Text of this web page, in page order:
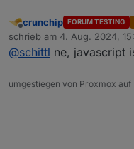
Offline
crunchip FORUM TESTING
schrieb am 4. Aug. 2024,
zuletzt editiert von
@schittl ne, javascript
umgestiegen von Proxmox auf